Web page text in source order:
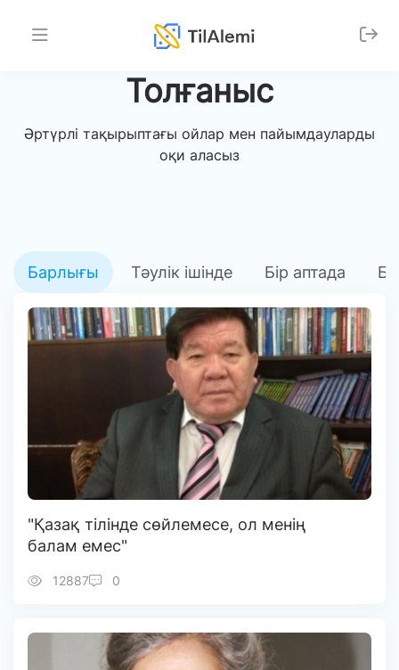
Толғаныс
Әртүрлі тақырыптағы ойлар мен пайымдауларды
оқи аласыз
Барлығы Тәулік ішінде Бір аптада
"Қазақ тілінде сөйлемесе, ол менің
балам емес"
12887 0